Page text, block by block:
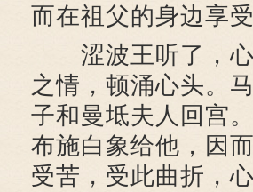
而在祖父的身边享
涩波王听了，心
之情，顿涌心头。
子和曼坻夫人回宫
布施白象给他，因
受苦，受此曲折，